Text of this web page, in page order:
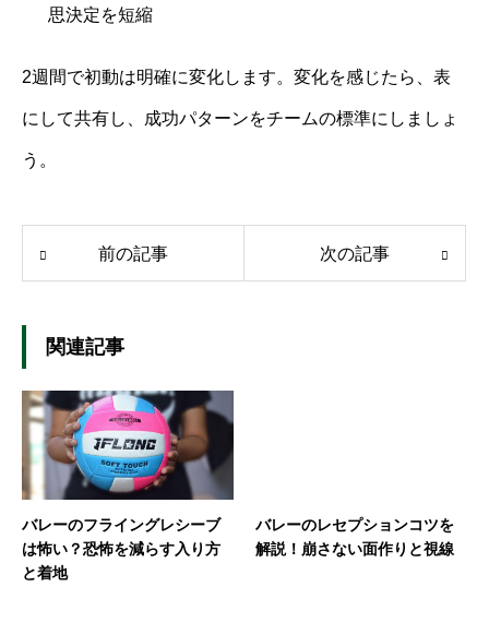
思決定を短縮
2週間で初動は明確に変化します。変化を感じたら、表
にして共有し、成功パターンをチームの標準にしましょ
う。
前の記事 次の記事
関連記事
バレーのフライングレシーブ
は怖い？恐怖を減らす入り方
と着地
バレーのレセプションコツを
解説！崩さない面作りと視線